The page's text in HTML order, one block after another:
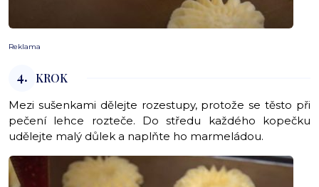
Reklama
4. KROK
Mezi sušenkami dělejte rozestupy, protože se těsto při
pečení lehce rozteče. Do středu každého kopečku
udělejte malý důlek a naplňte ho marmeládou.